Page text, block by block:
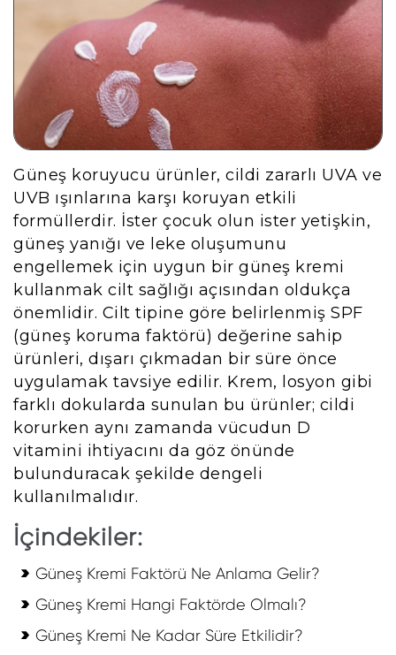
Güneş koruyucu ürünler, cildi zararlı UVA ve
UVB ışınlarına karşı koruyan etkili
formüllerdir. İster çocuk olun ister yetişkin,
güneş yanığı ve leke oluşumunu
engellemek için uygun bir güneş kremi
kullanmak cilt sağlığı açısından oldukça
önemlidir. Cilt tipine göre belirlenmiş SPF
(güneş koruma faktörü) değerine sahip
ürünleri, dışarı çıkmadan bir süre önce
uygulamak tavsiye edilir. Krem, losyon gibi
farklı dokularda sunulan bu ürünler; cildi
korurken aynı zamanda vücudun D
vitamini ihtiyacını da göz önünde
bulunduracak şekilde dengeli
kullanılmalıdır.
İçindekiler:
Güneş Kremi Faktörü Ne Anlama Gelir?
Güneş Kremi Hangi Faktörde Olmalı?
Güneş Kremi Ne Kadar Süre Etkilidir?